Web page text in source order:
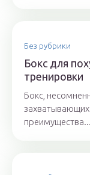
Без рубрики
Бокс для
тренировки
Бокс,
захватывающих
преимущества...